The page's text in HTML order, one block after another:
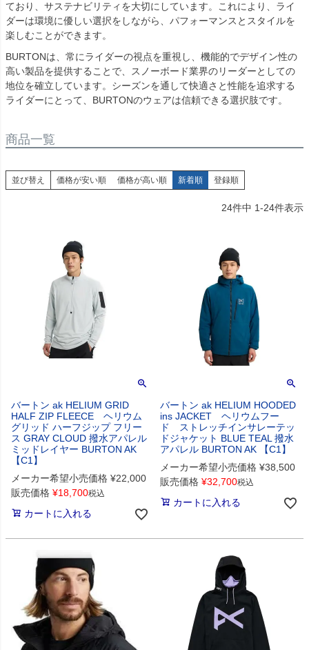
ており、サステナビリティを大切にしています。これにより、ライ
ダーは環境に優しい選択をしながら、パフォーマンスとスタイルを
楽しむことができます。
BURTONは、常にライダーの視点を重視し、機能的でデザイン性の
高い製品を提供することで、スノーボード業界のリーダーとしての
地位を確立しています。シーズンを通して快適さと性能を追求する
ライダーにとって、BURTONのウェアは信頼できる選択肢です。
商品一覧
並び替え 価格が安い順 価格が高い順 新着順 登録順
24件中 1-24件表示
バートン ak HELIUM GRID
HALF ZIP FLEECE ヘリウム
グリッド ハーフジップ フリー
ス GRAY CLOUD 撥水アパレル
ミッドレイヤー BURTON AK
【C1】
メーカー希望小売価格 ¥22,000
販売価格 ¥18,700税込
カートに入れる
バートン ak HELIUM HOODED
ins JACKET ヘリウムフー
ド ストレッチインサレーテッ
ドジャケット BLUE TEAL 撥水
アパレル BURTON AK 【C1】
メーカー希望小売価格 ¥38,500
販売価格 ¥32,700税込
カートに入れる